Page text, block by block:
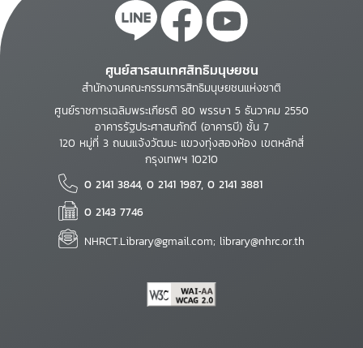
ศูนย์สารสนเทศสิทธิมนุษยชน
สำนักงานคณะกรรมการสิทธิมนุษยชนแห่งชาติ
ศูนย์ราชการเฉลิมพระเกียรติ 80 พรรษา 5 ธันวาคม 2550
อาคารรัฐประศาสนภักดี (อาคารบี) ชั้น 7
120 หมู่ที่ 3 ถนนแจ้งวัฒนะ แขวงทุ่งสองห้อง เขตหลักสี่
กรุงเทพฯ 10210
0 2141 3844, 0 2141 1987, 0 2141 3881
0 2143 7746
NHRCT.Library@gmail.com; library@nhrc.or.th